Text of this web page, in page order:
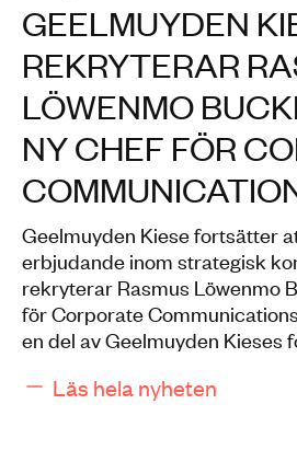
GEELMUYDEN
REKRYTERAR
LÖWENMO
NY CHEF FÖR
Geelmuyden Kiese fortsätter
erbjudande inom strategisk
rekryterar Rasmus Löwenmo
för Corporate
en del av Geelmuyden Kieses
Läs hela nyheten